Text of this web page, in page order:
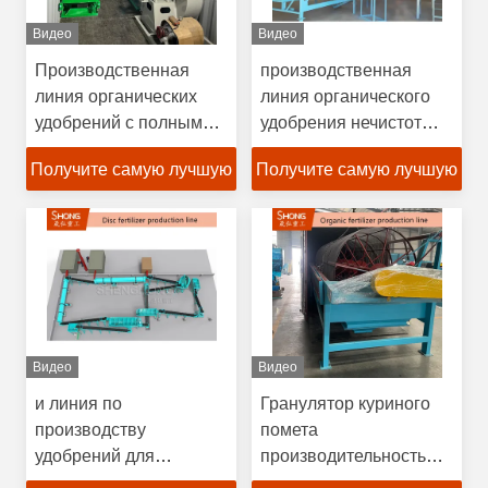
перемешивания
Видео
Производственная
линия органических
удобрений с полными
десятью процессовыми
системами для 1-20
или по спросу
Получите самую лучшую
цену
Видео
производственная
линия органического
удобрения нечистот
позема 2t/H
заквашивая
Получите самую лучшую
цену
Видео
и линия по
производству
удобрений для
сельскохозяйственных
Видео
Гранулятор куриного
помета
производительностью
10 т/ч со степенью